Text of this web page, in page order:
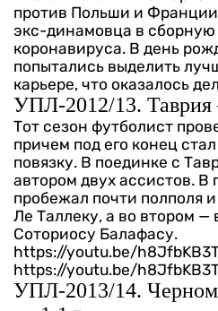
против Польши и
экс-динамовца в
коронавируса. В день
попытались выделить
карьере, что оказалось
УПЛ-2012/13.
Тот сезон футболист
причем под его конец
повязку. В поединке с
автором двух ассистов. В
пробежал почти полполя
Ле Таллеку, а во втором —
Соториосу Балафасу.
https://youtu.be/
https://youtu.be/
УПЛ-2013/14.